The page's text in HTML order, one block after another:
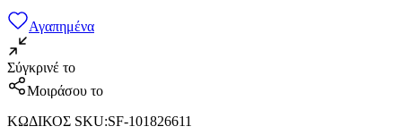
Αγαπημένα
Σύγκρινέ το
Μοιράσου το
ΚΩΔΙΚΟΣ SKU:SF-101826611